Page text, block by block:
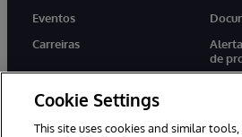
Eventos
Carreiras
de
Cookie Settings
This site uses cookies and similar